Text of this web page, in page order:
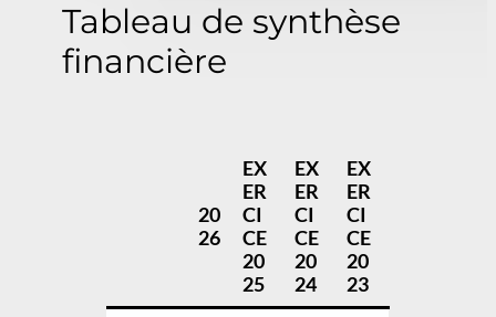
Tableau de synthèse
financière
20
26
EX
ER
CI
CE
20
25
EX
ER
CI
CE
20
24
EX
ER
CI
CE
20
23